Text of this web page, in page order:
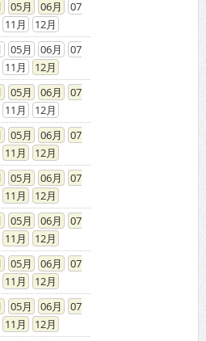
05 06
07
11
12
05 06
07
11
12
05 06
07
11
12
05 06
07
11
12
05 06
07
11
12
05 06
07
11
12
05 06
07
11
12
05 06
07
11
12